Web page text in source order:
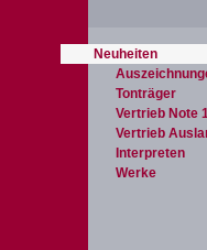
Neuheiten
Tonträger
Vertrieb Note
Vertrieb
Interpreten
Werke